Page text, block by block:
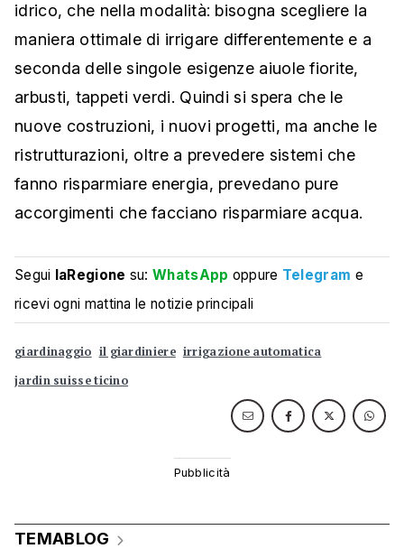
idrico, che nella modalità: bisogna scegliere la
maniera ottimale di irrigare differentemente e a
seconda delle singole esigenze aiuole fiorite,
arbusti, tappeti verdi. Quindi si spera che le
nuove costruzioni, i nuovi progetti, ma anche le
ristrutturazioni, oltre a prevedere sistemi che
fanno risparmiare energia, prevedano pure
accorgimenti che facciano risparmiare acqua.
Segui laRegione su:WhatsApp oppure Telegram e
ricevi ogni mattina le notizie principali
giardinaggio il giardiniere irrigazione automatica
jardin suisse ticino
TEMABLOG